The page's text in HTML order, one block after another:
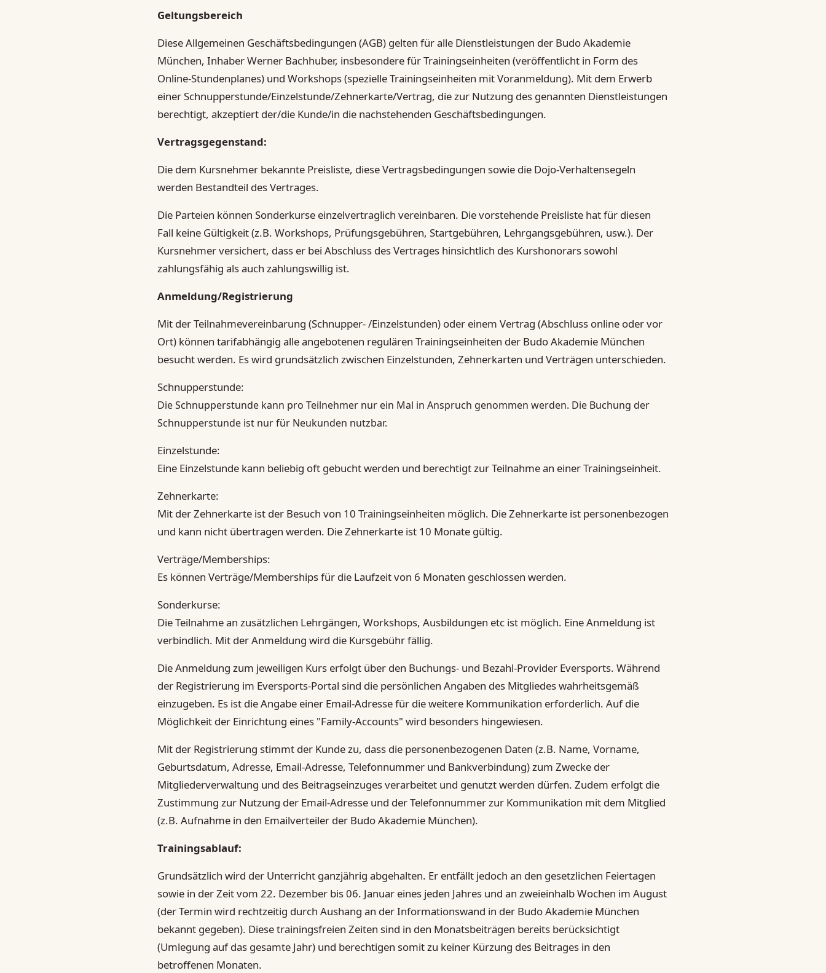
Geltungsbereich
Diese Allgemeinen Geschäftsbedingungen (AGB) gelten für alle Dienstleistungen der Budo Akademie
München, Inhaber Werner Bachhuber, insbesondere für Trainingseinheiten (veröffentlicht in Form des
Online-Stundenplanes) und Workshops (spezielle Trainingseinheiten mit Voranmeldung). Mit dem Erwerb
einer Schnupperstunde/Einzelstunde/Zehnerkarte/Vertrag, die zur Nutzung des genannten Dienstleistungen
berechtigt, akzeptiert der/die Kunde/in die nachstehenden Geschäftsbedingungen.
Vertragsgegenstand:
Die dem Kursnehmer bekannte Preisliste, diese Vertragsbedingungen sowie die Dojo-Verhaltensegeln
werden Bestandteil des Vertrages.
Die Parteien können Sonderkurse einzelvertraglich vereinbaren. Die vorstehende Preisliste hat für diesen
Fall keine Gültigkeit (z.B. Workshops, Prüfungsgebühren, Startgebühren, Lehrgangsgebühren, usw.). Der
Kursnehmer versichert, dass er bei Abschluss des Vertrages hinsichtlich des Kurshonorars sowohl
zahlungsfähig als auch zahlungswillig ist.
Anmeldung/Registrierung
Mit der Teilnahmevereinbarung (Schnupper- /Einzelstunden) oder einem Vertrag (Abschluss online oder vor
Ort) können tarifabhängig alle angebotenen regulären Trainingseinheiten der Budo Akademie München
besucht werden. Es wird grundsätzlich zwischen Einzelstunden, Zehnerkarten und Verträgen unterschieden.
Schnupperstunde:
Die Schnupperstunde kann pro Teilnehmer nur ein Mal in Anspruch genommen werden. Die Buchung der
Schnupperstunde ist nur für Neukunden nutzbar.
Einzelstunde:
Eine Einzelstunde kann beliebig oft gebucht werden und berechtigt zur Teilnahme an einer Trainingseinheit.
Zehnerkarte:
Mit der Zehnerkarte ist der Besuch von 10 Trainingseinheiten möglich. Die Zehnerkarte ist personenbezogen
und kann nicht übertragen werden. Die Zehnerkarte ist 10 Monate gültig.
Verträge/Memberships:
Es können Verträge/Memberships für die Laufzeit von 6 Monaten geschlossen werden.
Sonderkurse:
Die Teilnahme an zusätzlichen Lehrgängen, Workshops, Ausbildungen etc ist möglich. Eine Anmeldung ist
verbindlich. Mit der Anmeldung wird die Kursgebühr fällig.
Die Anmeldung zum jeweiligen Kurs erfolgt über den Buchungs- und Bezahl-Provider Eversports. Während
der Registrierung im Eversports-Portal sind die persönlichen Angaben des Mitgliedes wahrheitsgemäß
einzugeben. Es ist die Angabe einer Email-Adresse für die weitere Kommunikation erforderlich. Auf die
Möglichkeit der Einrichtung eines "Family-Accounts" wird besonders hingewiesen.
Mit der Registrierung stimmt der Kunde zu, dass die personenbezogenen Daten (z.B. Name, Vorname,
Geburtsdatum, Adresse, Email-Adresse, Telefonnummer und Bankverbindung) zum Zwecke der
Mitgliederverwaltung und des Beitragseinzuges verarbeitet und genutzt werden dürfen. Zudem erfolgt die
Zustimmung zur Nutzung der Email-Adresse und der Telefonnummer zur Kommunikation mit dem Mitglied
(z.B. Aufnahme in den Emailverteiler der Budo Akademie München).
Trainingsablauf:
Grundsätzlich wird der Unterricht ganzjährig abgehalten. Er entfällt jedoch an den gesetzlichen Feiertagen
sowie in der Zeit vom 22. Dezember bis 06. Januar eines jeden Jahres und an zweieinhalb Wochen im August
(der Termin wird rechtzeitig durch Aushang an der Informationswand in der Budo Akademie München
bekannt gegeben). Diese trainingsfreien Zeiten sind in den Monatsbeiträgen bereits berücksichtigt
(Umlegung auf das gesamte Jahr) und berechtigen somit zu keiner Kürzung des Beitrages in den
betroffenen Monaten.